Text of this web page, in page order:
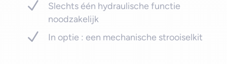
Slechts één hydraulische functie
noodzakelijk
In optie : een mechanische strooiselkit